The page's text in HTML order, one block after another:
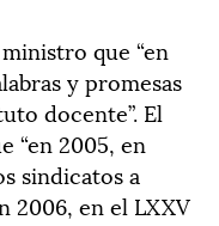
que “en
y promesas
docente”. El
“en 2005, en
sindicatos a
2006, en el LXXV